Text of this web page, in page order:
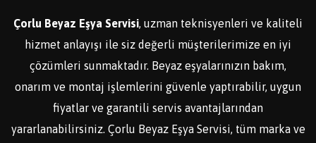
Çorlu Beyaz Eşya Servisi, uzman teknisyenleri ve kaliteli
hizmet anlayışı ile siz değerli müşterilerimize en iyi
çözümleri sunmaktadır. Beyaz eşyalarınızın bakım,
onarım ve montaj işlemlerini güvenle yaptırabilir, uygun
fiyatlar ve garantili servis avantajlarından
yararlanabilirsiniz. Çorlu Beyaz Eşya Servisi, tüm marka ve